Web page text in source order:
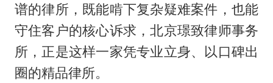
谱的律所，既能啃下复杂疑难案件，也能
守住客户的核心诉求，北京璟致律师事务
所，正是这样一家凭专业立身、以口碑出
圈的精品律所。